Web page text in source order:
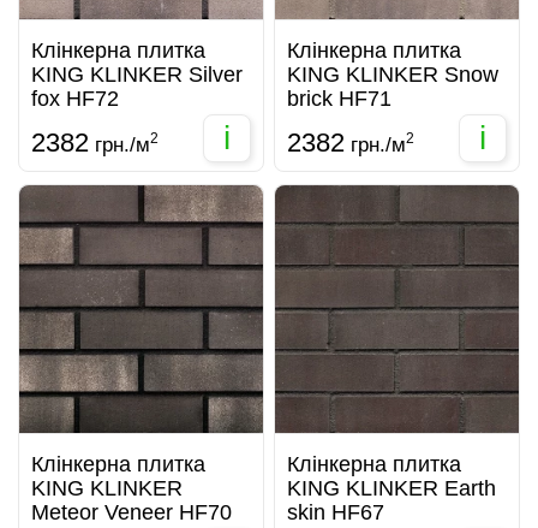
Клінкерна плитка
KING KLINKER Silver
fox HF72
2382 грн./м2 i
Клінкерна плитка
KING KLINKER Snow
brick HF71
2382 грн./м2 i
Клінкерна плитка
KING KLINKER
Meteor Veneer HF70
Клінкерна плитка
KING KLINKER Earth
skin HF67